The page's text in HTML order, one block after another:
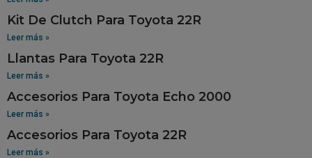
Kit De Clutch Para Toyota 22R
Leer más »
Llantas Para Toyota 22R
Leer más »
Accesorios Para Toyota Echo 2000
Leer más »
Accesorios Para Toyota 22R
Leer más »